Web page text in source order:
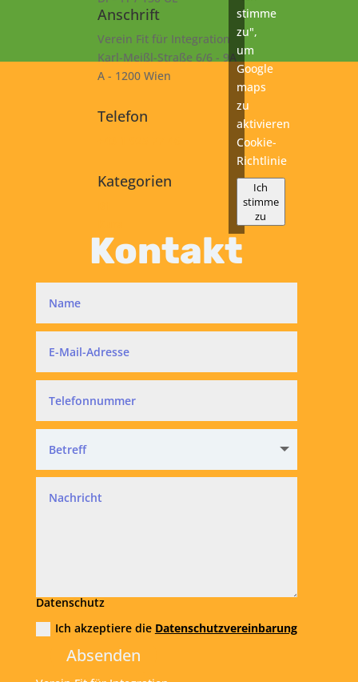
Anschrift
Verein Fit für Integration
Karl-Meißl-Straße 6/6 - 9A
A - 1200 Wien
Telefon
Kategorien
stimme
zu",
um
Google
maps
zu
aktivieren
Cookie-
Richtlinie
Ich
stimme
zu
Kontakt
Datenschutz
Ich akzeptiere die Datenschutzvereinbarung
Absenden